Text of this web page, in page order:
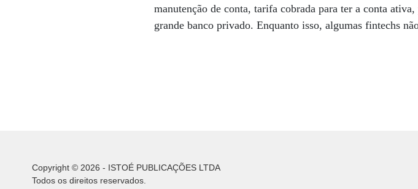
manutenção de conta, tarifa cobrada para ter a conta
grande banco privado. Enquanto isso, algumas fintechs
Copyright © 2026 - ISTOÉ PUBLICAÇÕES LTDA
Todos os direitos reservados.